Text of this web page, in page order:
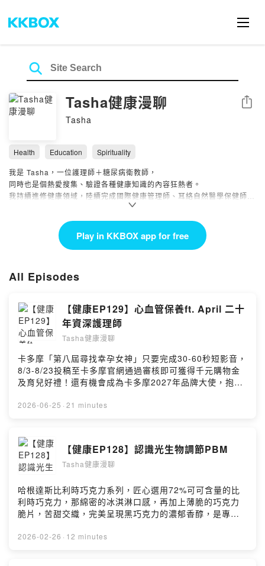
Tasha健康漫聊
Tasha
Share
Health Education
Spirituality
我是 Tasha，一位護理師＋糖尿病衛教師，
同時也是個熱愛搜集、驗證各種健康知識的內容狂熱者。
我持續進修健康領域，陸續完成國際健康管理師、耳絡自然醫學保健師、
以及輔助醫學保健食品相談士等專業訓練。
我喜歡把複雜的醫療與營養資訊，轉換成大家聽得懂、做得到的日常行
健康不是壓力，而是你過得更好的底氣。
歡迎你，加入我們的健康漫聊，一起好好過、健康不煩惱 😊
IG:https://www.instagram.com/tasha_wellness/
官網https://www.tasha-wellness.com
歡迎來與我互動<3
Powered by Firstory Hosting
Play in KKBOX app for free
All Episodes
【健康EP129】心血管保養ft. April 二十
年資深護理師
Tasha健康漫聊
卡多摩「第八屆尋找幸孕女神」只要完成30-60秒短影音，
8/3-8/23投稿至卡多摩官網通過審核即可獲得千元購物金
及育兒好禮！還有機會成為卡多摩2027年品牌大使，抱回
https://fstry.pse.is/9dt3wh—— 以上為播客煮與 Firstory
喜歡我的內容請給我五顆星～您的支持就是我的動力！歡
迎follow IG、FB有更多圖文資訊：）🌱Tasha IG🌱
Tasha FB🌱Tasha獨家服務項目🌱白袍團隊當你的健康後
Hosting
2026-06-25 · 21 minutes
【健康EP128】認識光生物調節PBM
Tasha健康漫聊
哈根達斯比利時巧克力系列，匠心選用72%可可含量的比
利時巧克力，那綿密的冰淇淋口感，再加上薄脆的巧克力
脆片，苦甜交織，完美呈現黑巧克力的濃郁香醇，是專屬
—— 以上為 Firstory Podcast 廣告 ——✨本集重點：✅
2026-02-26 · 12 minutes